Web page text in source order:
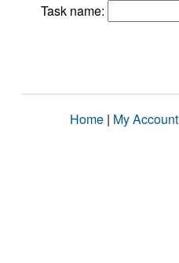
Task name:
Home | My Account